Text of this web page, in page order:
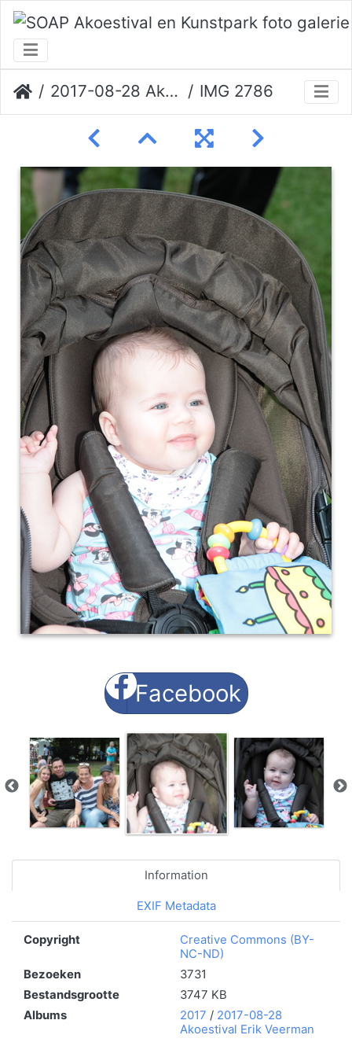
2017-08-28 Akoestival Erik Veerman IMG 2786
Facebook
Information
EXIF Metadata
Copyright
Creative Commons (BY-
NC-ND)
Bezoeken
3731
Bestandsgrootte
3747 KB
Albums
2017 / 2017-08-28
Akoestival Erik Veerman